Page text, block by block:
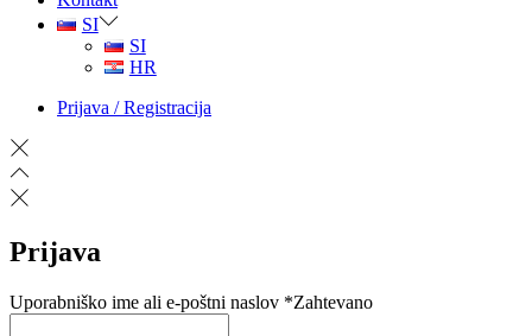
SI
SI
HR
Prijava / Registracija
Prijava
Uporabniško ime ali e-poštni naslov *Zahtevano